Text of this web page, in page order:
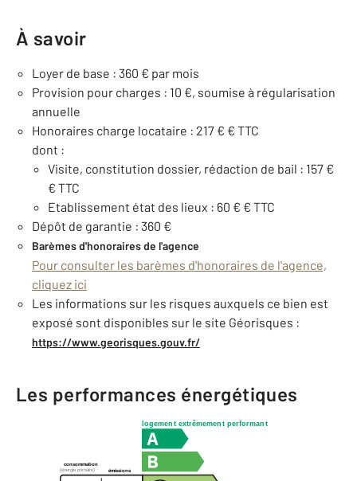
À savoir
Loyer de base : 360 € par mois
Provision pour charges : 10 €, soumise à régularisation
annuelle
Honoraires charge locataire : 217 € € TTC
dont :
Visite, constitution dossier, rédaction de bail : 157 €
€ TTC
Etablissement état des lieux : 60 € € TTC
Dépôt de garantie : 360 €
Barèmes d'honoraires de l'agence
Pour consulter les barèmes d'honoraires de l'agence,
cliquez ici
Les informations sur les risques auxquels ce bien est
exposé sont disponibles sur le site Géorisques :
https://www.georisques.gouv.fr/
Les performances énergétiques
logement extrêmement performant
consommation
émissions
(énergie primaire)